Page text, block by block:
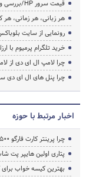
قیمت سرور HP/بررسی و خرید سرور اچ پی
هر زبانی، هر زمانی، هر
رونمایی از سایت
خرید تلگرام پرمیوم با
چرا لامپ ال ای دی از
چرا پنل های ال ای دی
اخبار مرتبط با حوزه
چرا پرینتر کارت فارگو DTC1500 یکی از محبوب‌ترین پرینترهای کارت دنیا است؟
پتاری اولین هایپر پت
بهترین کیسه خواب